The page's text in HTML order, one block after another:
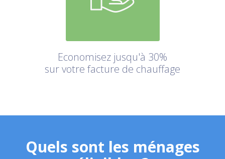
Economisez jusqu'à 30%
sur votre facture de chauffage
Quels sont les ménages